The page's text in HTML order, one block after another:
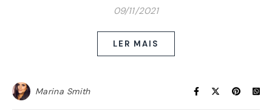
09/11/2021
LER MAIS
Marina Smith